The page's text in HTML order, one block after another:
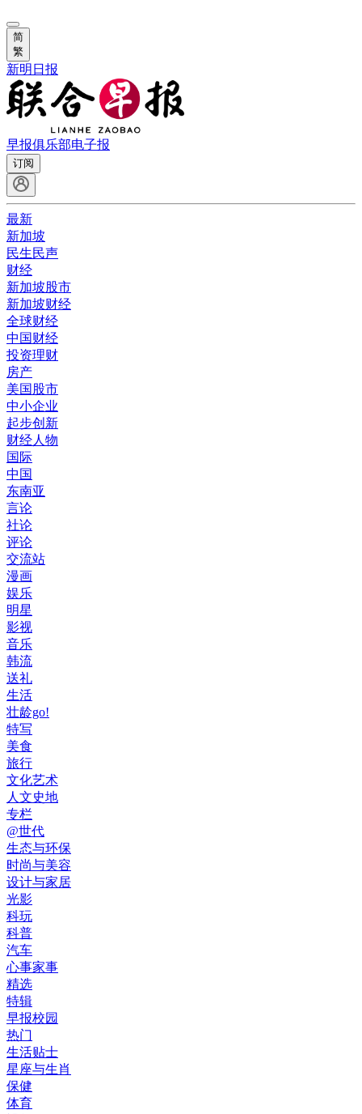
简
繁
新明日报
早报俱乐部电子报
订阅
最新
新加坡
民生民声
财经
新加坡股市
新加坡财经
全球财经
中国财经
投资理财
房产
美国股市
中小企业
起步创新
财经人物
国际
中国
东南亚
言论
社论
评论
交流站
漫画
娱乐
明星
影视
音乐
韩流
送礼
生活
壮龄go!
特写
美食
旅行
文化艺术
人文史地
专栏
@世代
生态与环保
时尚与美容
设计与家居
光影
科玩
科普
汽车
心事家事
精选
特辑
早报校园
热门
生活贴士
星座与生肖
保健
体育